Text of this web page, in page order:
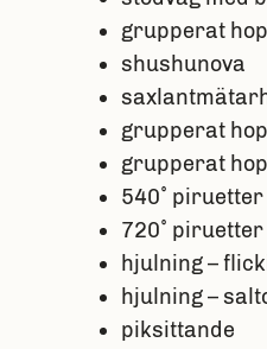
grupperat
shushunova
grupperat
grupperat
540˚
720˚
hjulning –
hjulning –
piksittande